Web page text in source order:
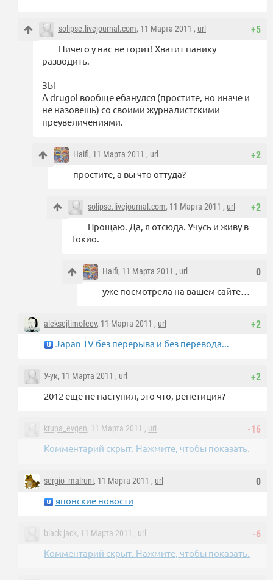
+5
solipse.livejournal.com, 11 Марта 2011 , url
Ничего у нас не горит! Хватит панику
разводить.
ЗЫ
А drugoi вообще ебанулся (простите, но иначе и
не назовешь) со своими журналистскими
преувеличениями.
+2
Haifi, 11 Марта 2011 , url
простите, а вы что оттуда?
+2
solipse.livejournal.com, 11 Марта 2011 , url
Прощаю. Да, я отсюда. Учусь и живу в
Токио.
0
Haifi, 11 Марта 2011 , url
уже посмотрела на вашем сайте…
+2
aleksejtimofeev, 11 Марта 2011 , url
Japan TV без перерыва и без перевода...
+2
У-ук, 11 Марта 2011 , url
2012 еще не наступил, это что, репетиция?
-16
krupa_evgen, 11 Марта 2011 , url
Комментарий скрыт. Нажмите, чтобы показать.
0
sergio_malruni, 11 Марта 2011 , url
японские новости
-6
black jack, 11 Марта 2011 , url
Комментарий скрыт. Нажмите, чтобы показать.